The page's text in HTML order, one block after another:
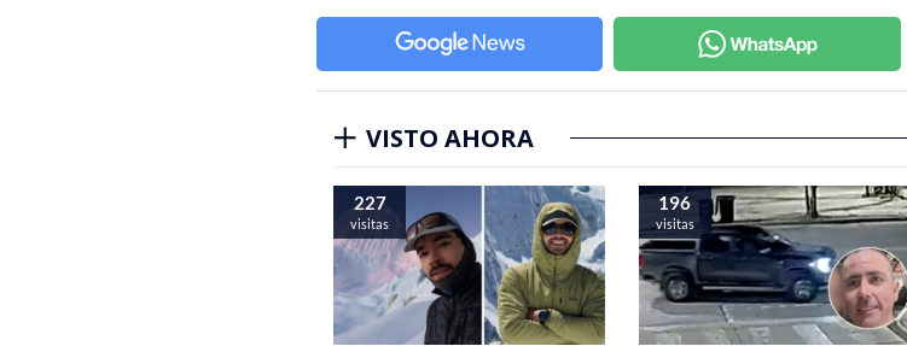
VISTO AHORA
227
visitas
196
visitas